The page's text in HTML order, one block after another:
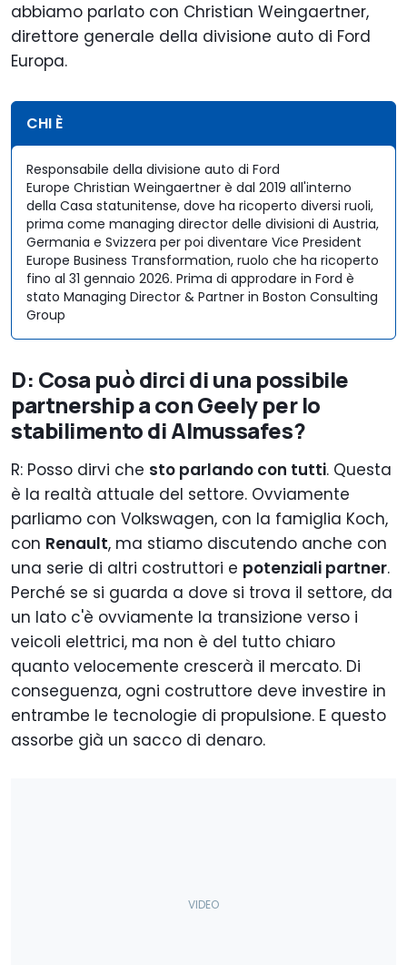
abbiamo parlato con Christian Weingaertner,
direttore generale della divisione auto di Ford
Europa.
CHI È
Responsabile della divisione auto di Ford
Europe Christian Weingaertner è dal 2019 all'interno
della Casa statunitense, dove ha ricoperto diversi ruoli,
prima come managing director delle divisioni di Austria,
Germania e Svizzera per poi diventare Vice President
Europe Business Transformation, ruolo che ha ricoperto
fino al 31 gennaio 2026. Prima di approdare in Ford è
stato Managing Director & Partner in Boston Consulting
Group
D: Cosa può dirci di una possibile
partnership a con Geely per lo
stabilimento di Almussafes?
R: Posso dirvi che sto parlando con tutti. Questa
è la realtà attuale del settore. Ovviamente
parliamo con Volkswagen, con la famiglia Koch,
con Renault, ma stiamo discutendo anche con
una serie di altri costruttori e potenziali partner.
Perché se si guarda a dove si trova il settore, da
un lato c'è ovviamente la transizione verso i
veicoli elettrici, ma non è del tutto chiaro
quanto velocemente crescerà il mercato. Di
conseguenza, ogni costruttore deve investire in
entrambe le tecnologie di propulsione. E questo
assorbe già un sacco di denaro.